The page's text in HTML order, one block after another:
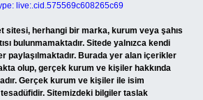
live:.cid.575569c608265c69
sitesi, herhangi bir marka, kurum veya şahıs
bulunmamaktadır. Sitede yalnızca kendi
paylaşılmaktadır. Burada yer alan içerikler
olup, gerçek kurum ve kişiler hakkında
Gerçek kurum ve kişiler ile isim
Sitemizdeki bilgiler taslak